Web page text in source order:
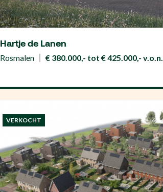
Hartje de Lanen
Rosmalen € 380.000,- tot € 425.000,- v.o.n.
VERKOCHT